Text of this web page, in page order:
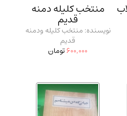
منتخب کلیله دمنه
قدیم
نویسنده: منتخب کلیله ودمنه
قدیم
600,000تومان